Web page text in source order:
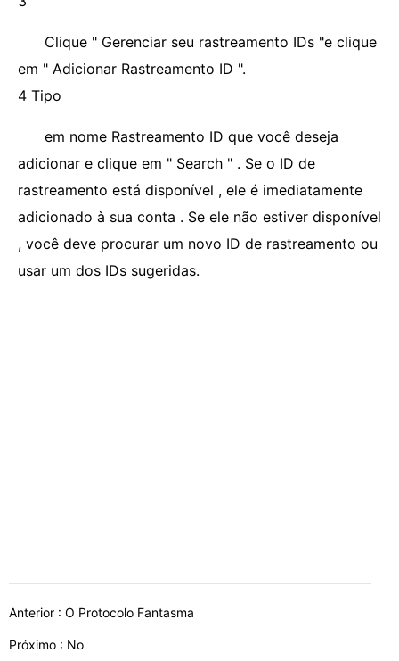
Clique " Gerenciar seu rastreamento IDs "e clique
em " Adicionar Rastreamento ID ".
4 Tipo
em nome Rastreamento ID que você deseja
adicionar e clique em " Search " . Se o ID de
rastreamento está disponível , ele é imediatamente
adicionado à sua conta . Se ele não estiver disponível
, você deve procurar um novo ID de rastreamento ou
usar um dos IDs sugeridas.
Anterior : O Protocolo Fantasma
Próximo : No